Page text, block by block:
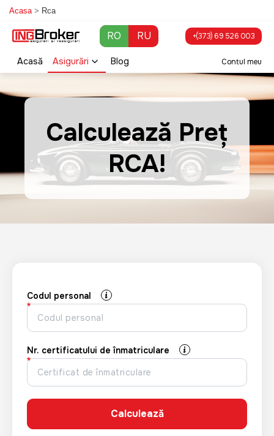
Skip to main content
Acasa> Rca
RO RU +(373) 69 526 003
Acasă Asigurări Blog Contul meu
Calculează Preț
RCA!
Codul personal
Nr. certificatului de înmatriculare